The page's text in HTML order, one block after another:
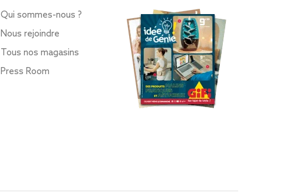
Qui sommes-nous ?
Nous rejoindre
Tous nos magasins
Press Room